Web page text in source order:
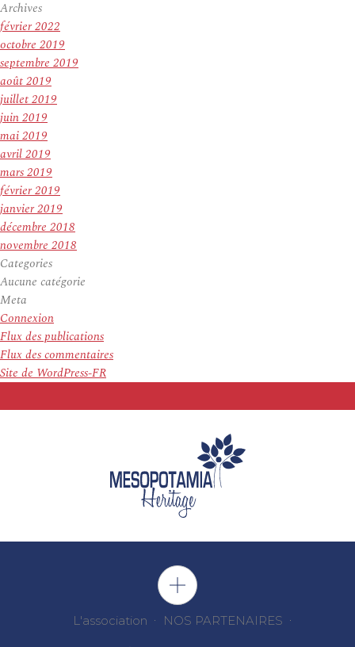
Archives
février 2022
octobre 2019
septembre 2019
août 2019
juillet 2019
juin 2019
mai 2019
avril 2019
mars 2019
février 2019
janvier 2019
décembre 2018
novembre 2018
Categories
Aucune catégorie
Meta
Connexion
Flux des publications
Flux des commentaires
Site de WordPress-FR
L'association NOS PARTENAIRES